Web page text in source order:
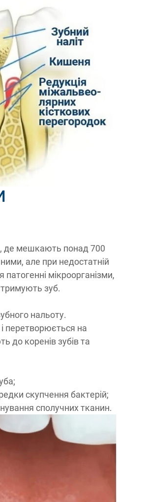
де мешкають понад 700
але при недостатній
мікроорганізми,
зуб.
нальоту.
і перетворюється на
до коренів зубів та
скупчення бактерій;
сполучних тканин.